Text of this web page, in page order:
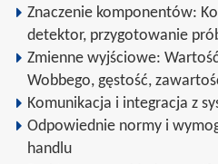
Znaczenie komponentów:
detektor, przygotowanie
Zmienne wyjściowe:
Wobbego, gęstość,
Komunikacja i integracja z
Odpowiednie normy i
handlu